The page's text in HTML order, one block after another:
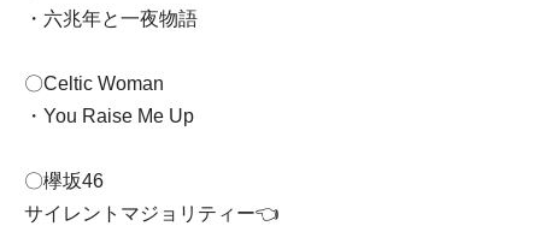
・六兆年と一夜物語
〇Celtic Woman
・You Raise Me Up
〇欅坂46
サイレントマジョリティー👈